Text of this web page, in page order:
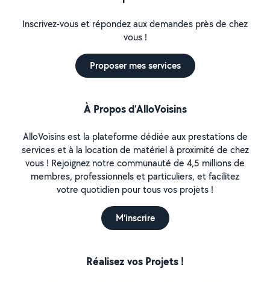
Inscrivez-vous et répondez aux demandes près de chez
vous !
Proposer mes services
À Propos d’AlloVoisins
AlloVoisins est la plateforme dédiée aux prestations de
services et à la location de matériel à proximité de chez
vous ! Rejoignez notre communauté de 4,5 millions de
membres, professionnels et particuliers, et facilitez
votre quotidien pour tous vos projets !
M'inscrire
Réalisez vos Projets !